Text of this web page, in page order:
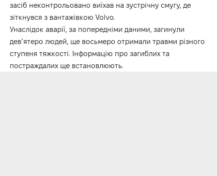
засіб неконтрольовано виїхав на зустрічну смугу, де
зіткнувся з вантажівкою Volvo.
Унаслідок аварії, за попередніми даними, загинули
дев’ятеро людей, ще восьмеро отримали травми різного
ступеня тяжкості. Інформацію про загиблих та
постраждалих ще встановлюють.